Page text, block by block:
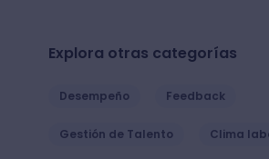
Explora otras categorías
Desempeño Feedback
Gestión de Talento Clima